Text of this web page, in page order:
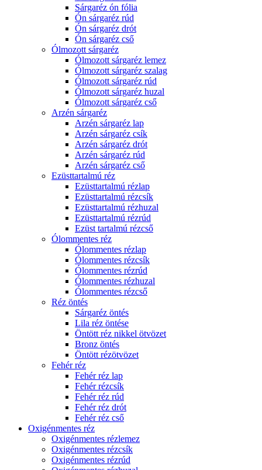
Sárgaréz ón fólia
Ón sárgaréz rúd
Ón sárgaréz drót
Ón sárgaréz cső
Ólmozott sárgaréz
Ólmozott sárgaréz lemez
Ólmozott sárgaréz szalag
Ólmozott sárgaréz rúd
Ólmozott sárgaréz huzal
Ólmozott sárgaréz cső
Arzén sárgaréz
Arzén sárgaréz lap
Arzén sárgaréz csík
Arzén sárgaréz drót
Arzén sárgaréz rúd
Arzén sárgaréz cső
Ezüsttartalmú réz
Ezüsttartalmú rézlap
Ezüsttartalmú rézcsík
Ezüsttartalmú rézhuzal
Ezüsttartalmú rézrúd
Ezüst tartalmú rézcső
Ólommentes réz
Ólommentes rézlap
Ólommentes rézcsík
Ólommentes rézrúd
Ólommentes rézhuzal
Ólommentes rézcső
Réz öntés
Sárgaréz öntés
Lila réz öntése
Öntött réz nikkel ötvözet
Bronz öntés
Öntött rézötvözet
Fehér réz
Fehér réz lap
Fehér rézcsík
Fehér réz rúd
Fehér réz drót
Fehér réz cső
Oxigénmentes réz
Oxigénmentes rézlemez
Oxigénmentes rézcsík
Oxigénmentes rézrúd